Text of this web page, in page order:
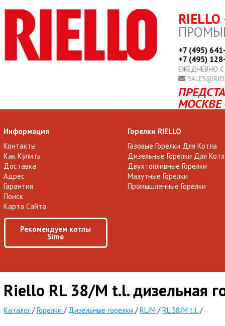
RIELLO
+7 (495)
+7 (495)
ЕЖЕДНЕВНО
МОСКВЕ
Информация
Контакты
Как Купить
Доставка
Адрес
Гарантия
Поиск
Карта Сайта
Рекомендуем котлы
Sime
Горелки RIELLO
Газовые Горелки Для Котла
Дизельные Горелки Для
Двухтопливные Горелки
Мазутные Горелки
Промышленные Горелки
Riello RL 38/M t.l. дизельная
Каталог /Горелки / Дизельные горелки /RL/M /RL 38/M t.l. /